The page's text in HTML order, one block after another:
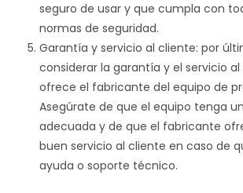
seguro de usar y que cumpla con
normas de seguridad.
Garantía y servicio al cliente: por
considerar la garantía y el servicio
ofrece el fabricante del equipo de
Asegúrate de que el equipo tenga
adecuada y de que el fabricante
buen servicio al cliente en caso de
ayuda o soporte técnico.